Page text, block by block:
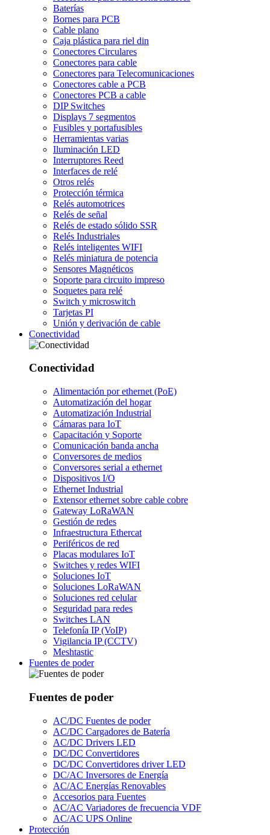
Baterías
Bornes para PCB
Cable plano
Caja plástica para riel din
Conectores Circulares
Conectores para cable
Conectores para Telecomunicaciones
Conectores cable a PCB
Conectores PCB a cable
DIP Switches
Displays 7 segmentos
Fusibles y portafusibles
Herramientas varias
Iluminación LED
Interruptores Reed
Interfaces de relé
Otros relés
Protección térmica
Relés automotrices
Relés de señal
Relés de estado sólido SSR
Relés Industriales
Relés inteligentes WIFI
Relés miniatura de potencia
Sensores Magnéticos
Soporte para circuito impreso
Soquetes para relé
Switch y microswitch
Tarjetas PI
Unión y derivación de cable
Conectividad
Conectividad
Alimentación por ethernet (PoE)
Automatización del hogar
Automatización Industrial
Cámaras para IoT
Capacitación y Soporte
Comunicación banda ancha
Conversores de medios
Conversores serial a ethernet
Dispositivos I/O
Ethernet Industrial
Extensor ethernet sobre cable cobre
Gateway LoRaWAN
Gestión de redes
Infraestructura Ethercat
Periféricos de red
Placas modulares IoT
Switches y redes WIFI
Soluciones IoT
Soluciones LoRaWAN
Soluciones red celular
Seguridad para redes
Switches LAN
Telefonía IP (VoIP)
Vigilancia IP (CCTV)
Meshtastic
Fuentes de poder
Fuentes de poder
AC/DC Fuentes de poder
AC/DC Cargadores de Batería
AC/DC Drivers LED
DC/DC Convertidores
DC/DC Convertidores driver LED
DC/AC Inversores de Energía
AC/AC Energías Renovables
Accesorios para Fuentes
AC/AC Variadores de frecuencia VDF
AC/AC UPS Online
Protección